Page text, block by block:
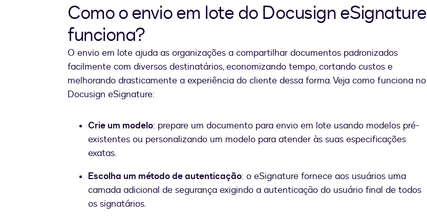
Como o envio em lote do Docusign eSignature
funciona?
O envio em lote ajuda as organizações a compartilhar documentos padronizados
facilmente com diversos destinatários, economizando tempo, cortando custos e
melhorando drasticamente a experiência do cliente dessa forma. Veja como funciona no
Docusign eSignature:
Crie um modelo: prepare um documento para envio em lote usando modelos pré-
existentes ou personalizando um modelo para atender às suas especificações
exatas.
Escolha um método de autenticação: o eSignature fornece aos usuários uma
camada adicional de segurança exigindo a autenticação do usuário final de todos
os signatários.